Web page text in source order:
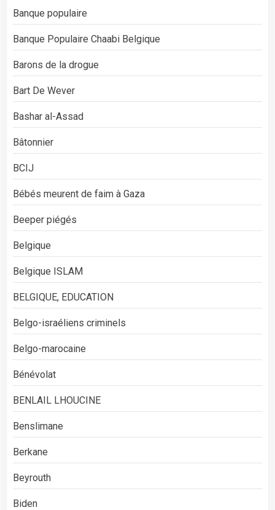
Banque populaire
Banque Populaire Chaabi Belgique
Barons de la drogue
Bart De Wever
Bashar al-Assad
Bâtonnier
BCIJ
Bébés meurent de faim à Gaza
Beeper piégés
Belgique
Belgique ISLAM
BELGIQUE, EDUCATION
Belgo-israéliens criminels
Belgo-marocaine
Bénévolat
BENLAIL LHOUCINE
Benslimane
Berkane
Beyrouth
Biden